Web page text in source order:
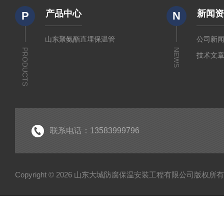
P
PRODUCTS
产品中心
山东聚氨酯直埋保温管
N
NEWS
新闻
公司新
技术文
联系电话：13583999796
Copyright © 2026 山东大城防腐保温安装工程有限公司版权所